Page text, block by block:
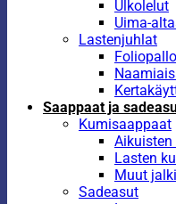
Ulkolelut
Uima-
Lastenjuhlat
Saappaat ja
Kumisaappaat
Lasten
Muut
Sadeasut